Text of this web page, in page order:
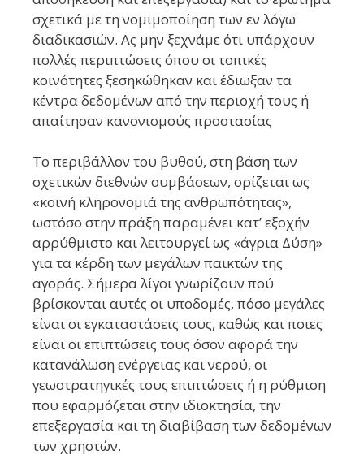
σχετικά με τη νομιμοποίηση των εν λόγω
διαδικασιών. Ας μην ξεχνάμε ότι υπάρχουν
πολλές περιπτώσεις όπου οι τοπικές
κοινότητες ξεσηκώθηκαν και έδιωξαν τα
κέντρα δεδομένων από την περιοχή τους ή
απαίτησαν κανονισμούς προστασίας
Το περιβάλλον του βυθού, στη βάση των
σχετικών διεθνών συμβάσεων, ορίζεται ως
«κοινή κληρονομιά της ανθρωπότητας»,
ωστόσο στην πράξη παραμένει κατ’ εξοχήν
αρρύθμιστο και λειτουργεί ως «άγρια Δύση»
για τα κέρδη των μεγάλων παικτών της
αγοράς. Σήμερα λίγοι γνωρίζουν πού
βρίσκονται αυτές οι υποδομές, πόσο μεγάλες
είναι οι εγκαταστάσεις τους, καθώς και ποιες
είναι οι επιπτώσεις τους όσον αφορά την
κατανάλωση ενέργειας και νερού, οι
γεωστρατηγικές τους επιπτώσεις ή η ρύθμιση
που εφαρμόζεται στην ιδιοκτησία, την
επεξεργασία και τη διαβίβαση των δεδομένων
των χρηστών.